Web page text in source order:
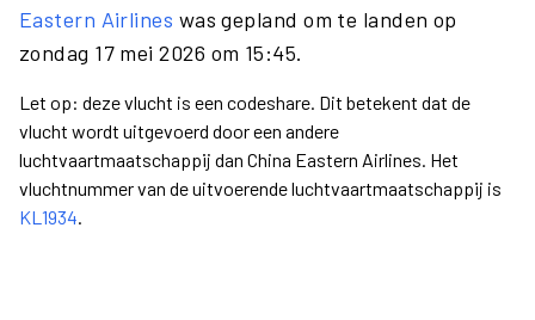
Eastern Airlines was gepland om te landen op
zondag 17 mei 2026 om 15:45.
Let op: deze vlucht is een codeshare. Dit betekent dat de
vlucht wordt uitgevoerd door een andere
luchtvaartmaatschappij dan China Eastern Airlines. Het
vluchtnummer van de uitvoerende luchtvaartmaatschappij is
KL1934.